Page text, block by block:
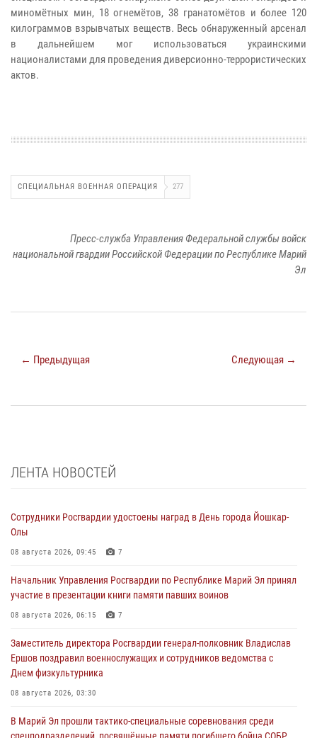
миномётных мин, 18 огнемётов, 38 гранатомётов и более 120
килограммов взрывчатых веществ. Весь обнаруженный арсенал
в дальнейшем мог использоваться украинскими
националистами для проведения диверсионно-террористических
актов.
СПЕЦИАЛЬНАЯ ВОЕННАЯ ОПЕРАЦИЯ 277
Пресс-служба Управления Федеральной службы войск
национальной гвардии Российской Федерации по Республике Марий
Эл
← Предыдущая Следующая →
ЛЕНТА НОВОСТЕЙ
Сотрудники Росгвардии удостоены наград в День города Йошкар-
Олы
08 августа 2026, 09:45 7
Начальник Управления Росгвардии по Республике Марий Эл принял
участие в презентации книги памяти павших воинов
08 августа 2026, 06:15 7
Заместитель директора Росгвардии генерал-полковник Владислав
Ершов поздравил военнослужащих и сотрудников ведомства с
Днем физкультурника
08 августа 2026, 03:30
В Марий Эл прошли тактико-специальные соревнования среди
спецподразделений, посвящённые памяти погибшего бойца СОБР